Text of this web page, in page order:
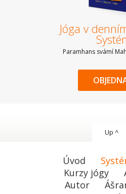
Jóga v
Paramhans svámí
Up ^
Úvod
Kurzy jógy
Autor